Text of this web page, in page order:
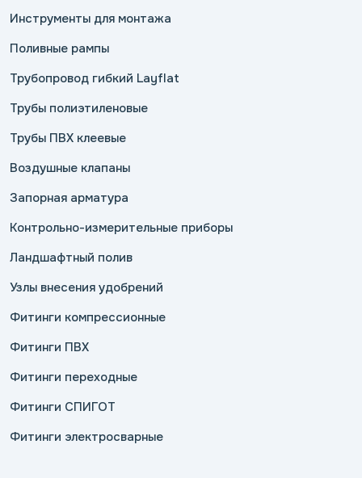
Инструменты для монтажа
Поливные рампы
Трубопровод гибкий Layflat
Трубы полиэтиленовые
Трубы ПВХ клеевые
Воздушные клапаны
Запорная арматура
Контрольно-измерительные приборы
Ландшафтный полив
Узлы внесения удобрений
Фитинги компрессионные
Фитинги ПВХ
Фитинги переходные
Фитинги СПИГОТ
Фитинги электросварные